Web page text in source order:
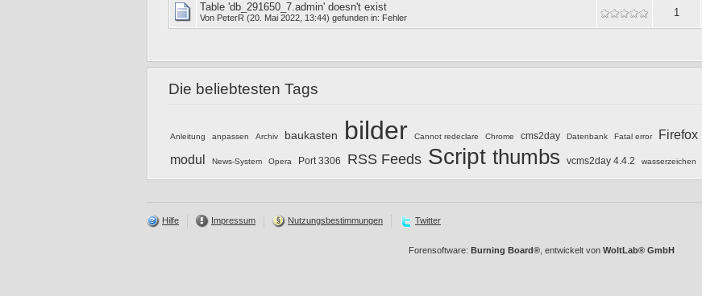
Table 'db_291650_7.admin' doesn't exist
Von PeterR (20. Mai 2022, 13:44) gefunden in: Fehler 1
Die beliebtesten Tags
Anleitung anpassen Archiv baukasten bilder Cannot redeclare Chrome cms2day Datenbank Fatal error Firefox
modul News-System Opera Port 3306 RSS Feeds Script thumbs vcms2day 4.4.2 wasserzeichen
Hilfe Impressum Nutzungsbestimmungen Twitter
Forensoftware: Burning Board® , entwickelt von WoltLab® GmbH